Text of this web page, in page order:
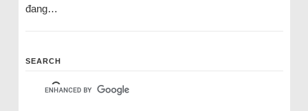
đang…
SEARCH